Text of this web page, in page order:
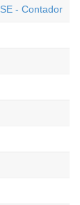
- Contador